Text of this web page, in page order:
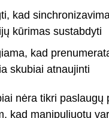
kad
kūrimas sustabdyti
kad
skubiai atnaujinti
nėra tikri paslaugų
kad manipuliuotų